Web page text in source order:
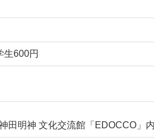
生600円
田明神 文化交流館「EDOCCO」